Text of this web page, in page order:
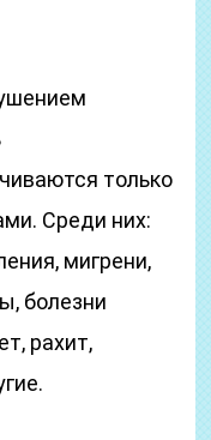
только
Среди них:
мигрени,
болезни
рахит,